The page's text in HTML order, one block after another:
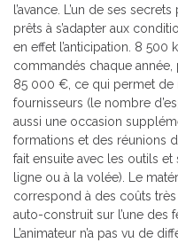
l’avance. L’un de ses
prêts à s’adapter aux
en effet l’anticipation. 8 500
commandés chaque
85 000 €, ce qui permet de
fournisseurs (le nombre
aussi une occasion
formations et des réunions
fait ensuite avec les outils
ligne ou à la volée). Le
correspond à des coûts
auto-construit sur l’une des
L’animateur n’a pas vu de